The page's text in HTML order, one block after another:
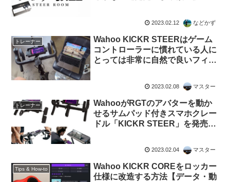
2023.02.12 などかず
トレーナー
Wahoo KICKR STEERはゲーム
コントローラーに慣れている人に
とっては非常に自然で良いフィー
2023.02.08 マスター
トレーナー
WahooがRGTのアバターを動か
せるサムパッド付きスマホクレー
ドル「KICKR STEER」を発売開
2023.02.04 マスター
Tips & How-to
Wahoo KICKR COREをロッカー
仕様に改造する方法【データ・動